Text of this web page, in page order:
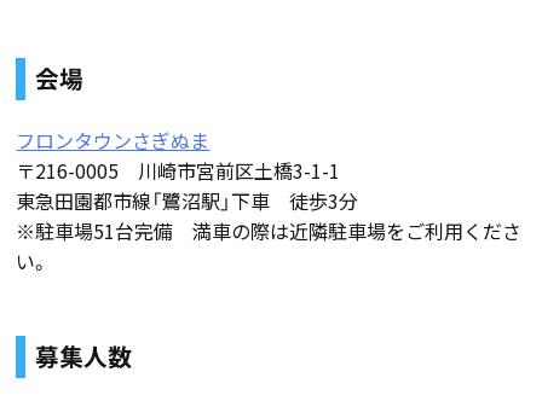
会場
フロンタウンさぎぬま
〒216-0005 川崎市宮前区土橋3-1-1
東急田園都市線「鷺沼駅」下車 徒歩3分
※駐車場51台完備 満車の際は近隣駐車場をご利用くださ
い。
募集人数